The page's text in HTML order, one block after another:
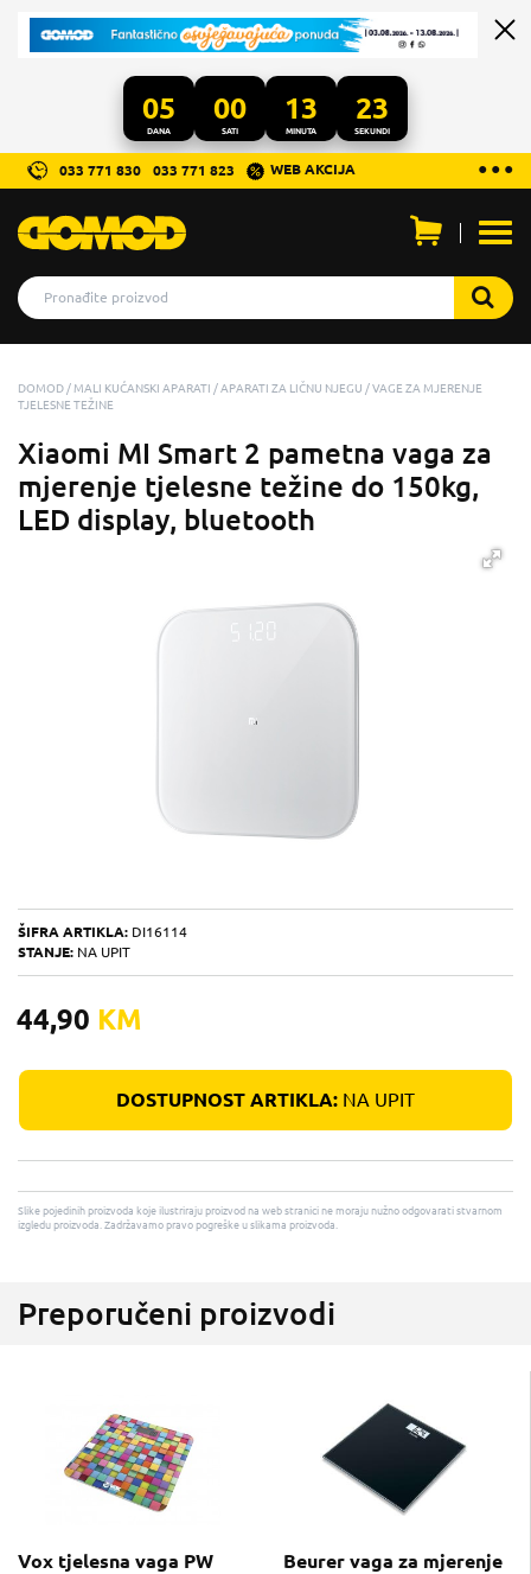
05
DANA
00
SATI
13
MINUTA
22
SEKUNDI
...
● ● ●
033 771 830 033 771 823 WEB AKCIJA
DOMOD MALI KUĆANSKI APARATI APARATI ZA LIČNU NJEGU
VAGE ZA MJERENJE
TJELESNE TEŽINE
Xiaomi MI Smart 2 pametna vaga za
mjerenje tjelesne težine do 150kg,
LED display, bluetooth
ŠIFRA ARTIKLA: DI16114
STANJE: NA UPIT
44,90 KM
DOSTUPNOST ARTIKLA: NA UPIT
Slike pojedinih proizvoda koje ilustriraju proizvod na web stranici ne moraju nužno odgovarati stvarnom
izgledu proizvoda. Zadržavamo pravo pogreške u slikama proizvoda.
Preporučeni proizvodi
Vox tjelesna vaga PW
Beurer vaga za mjerenje